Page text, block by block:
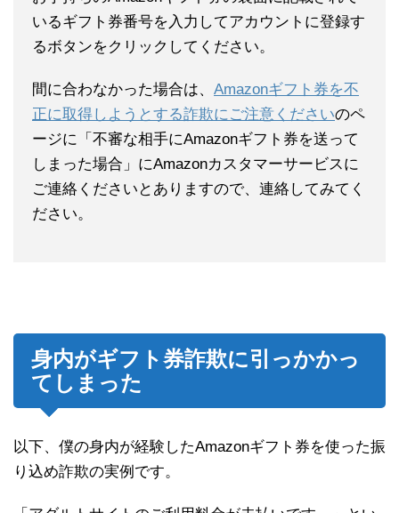
いるギフト券番号を入力してアカウントに登録す
るボタンをクリックしてください。
間に合わなかった場合は、 Amazonギフト券を不
正に取得しようとする詐欺にご注意くださいのペ
ージに「不審な相手にAmazonギフト券を送って
しまった場合」にAmazonカスタマーサービスに
ご連絡くださいとありますので、連絡してみてく
ださい。
身内がギフト券詐欺に引っかかっ
てしまった
以下、僕の身内が経験したAmazonギフト券を使った振
り込め詐欺の実例です。